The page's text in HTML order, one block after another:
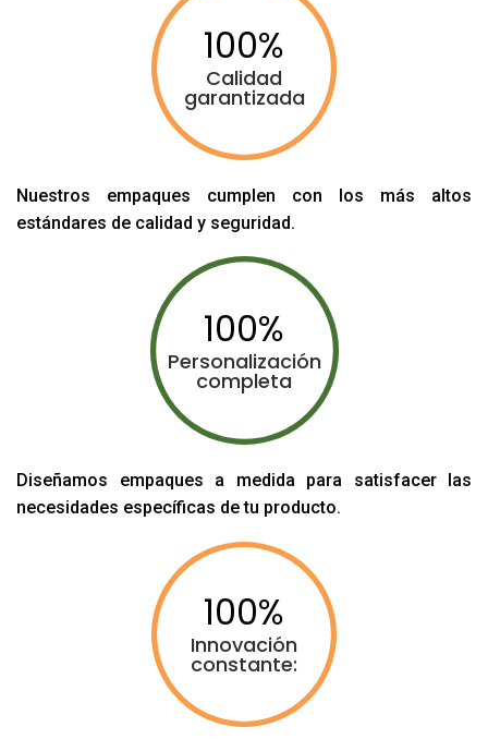
100
Calidad
garantizada
Nuestros empaques cumplen con los más altos
estándares de calidad y seguridad.
100
Personalización
completa
Diseñamos empaques a medida para satisfacer las
necesidades específicas de tu producto.
100
Innovación
constante: